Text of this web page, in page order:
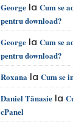
George la Cum se
pentru download?
George la Cum se
pentru download?
Roxana la Cum se
Daniel Tănasie la
cPanel